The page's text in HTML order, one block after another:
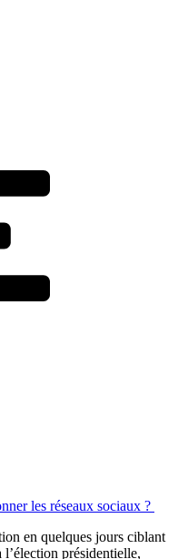
les réseaux sociaux ?
en quelques jours ciblant
l’élection présidentielle,